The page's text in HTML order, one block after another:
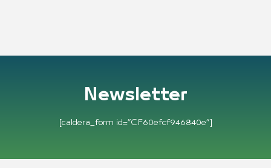
Newsletter
[caldera_form id=”CF60efcf946840e”]